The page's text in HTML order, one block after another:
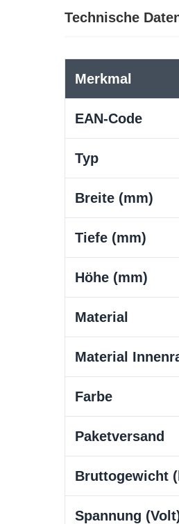
Technische
Merkmal
EAN-Code
Typ
Breite (mm)
Tiefe (mm)
Höhe (mm)
Material
Material
Farbe
Paketversand
Bruttogewicht
Spannung